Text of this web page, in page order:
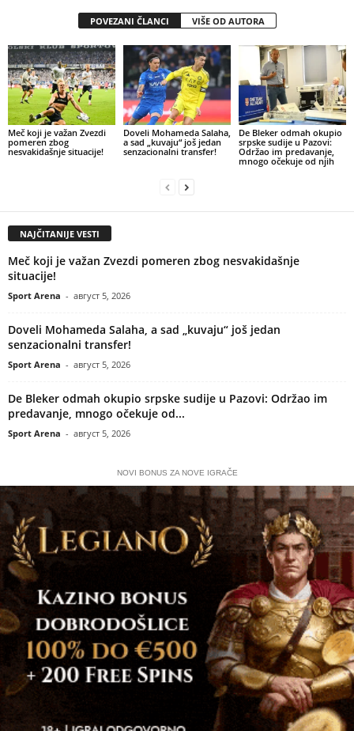
POVEZANI ČLANCI VIŠE OD AUTORA
Meč koji je važan Zvezdi
pomeren zbog
nesvakidašnje situacije!
Doveli Mohameda Salaha,
a sad „kuvaju“ još jedan
senzacionalni transfer!
De Bleker odmah okupio
srpske sudije u Pazovi:
Održao im predavanje,
mnogo očekuje od njih
NAJČITANIJE VESTI
Meč koji je važan Zvezdi pomeren zbog nesvakidašnje
situacije!
Sport Arena - август 5, 2026
Doveli Mohameda Salaha, a sad „kuvaju“ još jedan
senzacionalni transfer!
Sport Arena - август 5, 2026
De Bleker odmah okupio srpske sudije u Pazovi: Održao im
predavanje, mnogo očekuje od...
Sport Arena - август 5, 2026
NOVI BONUS ZA NOVE IGRAČE